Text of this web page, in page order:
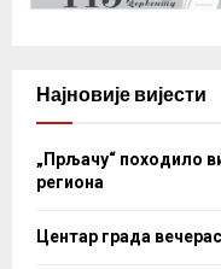
Најновије вијести
„Прљачу“ походило
региона
Центар града